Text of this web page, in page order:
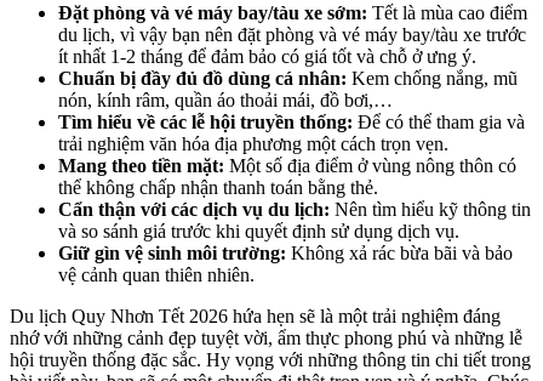
Đặt phòng và vé máy bay/tàu xe sớm: Tết là mùa cao điểm
du lịch, vì vậy bạn nên đặt phòng và vé máy bay/tàu xe trước
ít nhất 1-2 tháng để đảm bảo có giá tốt và chỗ ở ưng ý.
Chuẩn bị đầy đủ đồ dùng cá nhân: Kem chống nắng, mũ
nón, kính râm, quần áo thoải mái, đồ bơi,…
Tìm hiểu về các lễ hội truyền thống: Để có thể tham gia và
trải nghiệm văn hóa địa phương một cách trọn vẹn.
Mang theo tiền mặt: Một số địa điểm ở vùng nông thôn có
thể không chấp nhận thanh toán bằng thẻ.
Cẩn thận với các dịch vụ du lịch: Nên tìm hiểu kỹ thông tin
và so sánh giá trước khi quyết định sử dụng dịch vụ.
Giữ gìn vệ sinh môi trường: Không xả rác bừa bãi và bảo
vệ cảnh quan thiên nhiên.
Du lịch Quy Nhơn Tết 2026 hứa hẹn sẽ là một trải nghiệm đáng
nhớ với những cảnh đẹp tuyệt vời, ẩm thực phong phú và những lễ
hội truyền thống đặc sắc. Hy vọng với những thông tin chi tiết trong